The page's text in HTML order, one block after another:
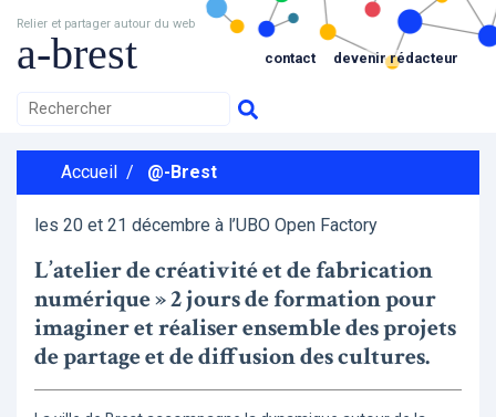
Relier et partager autour du web
a-brest contact devenir rédacteur
Accueil / @-Brest
les 20 et 21 décembre à l’UBO Open Factory
L’atelier de créativité et de fabrication
numérique » 2 jours de formation pour
imaginer et réaliser ensemble des projets
de partage et de diffusion des cultures.